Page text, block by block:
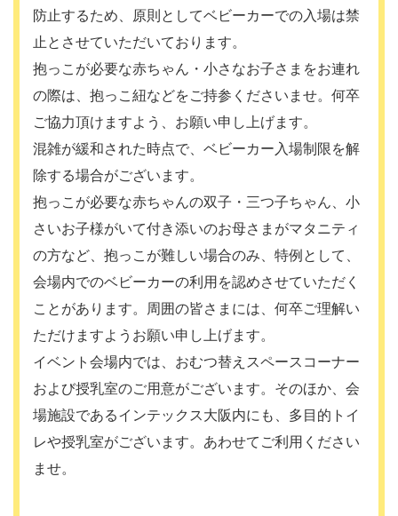
防止するため、原則としてベビーカーでの入場は禁
止とさせていただいております。
抱っこが必要な赤ちゃん・小さなお子さまをお連れ
の際は、抱っこ紐などをご持参くださいませ。何卒
ご協力頂けますよう、お願い申し上げます。
混雑が緩和された時点で、ベビーカー入場制限を解
除する場合がございます。
抱っこが必要な赤ちゃんの双子・三つ子ちゃん、小
さいお子様がいて付き添いのお母さまがマタニティ
の方など、抱っこが難しい場合のみ、特例として、
会場内でのベビーカーの利用を認めさせていただく
ことがあります。周囲の皆さまには、何卒ご理解い
ただけますようお願い申し上げます。
イベント会場内では、おむつ替えスペースコーナー
および授乳室のご用意がございます。そのほか、会
場施設であるインテックス大阪内にも、多目的トイ
レや授乳室がございます。あわせてご利用ください
ませ。